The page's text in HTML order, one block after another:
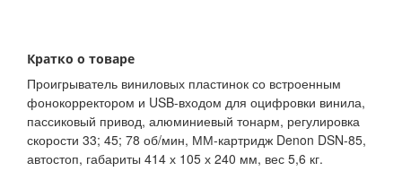
Кратко о товаре
Проигрыватель виниловых пластинок со встроенным
фонокорректором и USB-входом для оцифровки винила,
пассиковый привод, алюминиевый тонарм, регулировка
скорости 33; 45; 78 об/мин, ММ-картридж Denon DSN-85,
автостоп, габариты 414 х 105 х 240 мм, вес 5,6 кг.